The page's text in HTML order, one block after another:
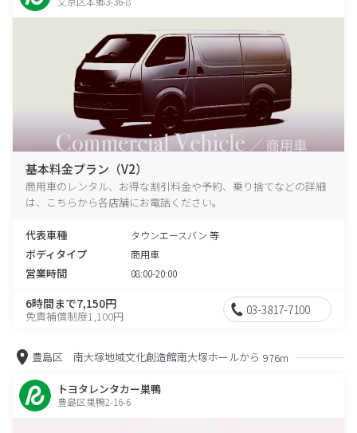
基本料金プラン（V2）
商用車のレンタル、お得な割引料金や予約、乗り捨てなどの詳細
は、こちらから各店舗にお電話ください。
代表車種 タウンエースバン 等
ボディタイプ 商用車
営業時間 08:00-20:00
6時間まで7,150円
免責補償制度1,100円 03-3817-7100
豊島区 南大塚地域文化創造館南大塚ホールから 976m
トヨタレンタカー巣鴨
豊島区巣鴨2-16-6